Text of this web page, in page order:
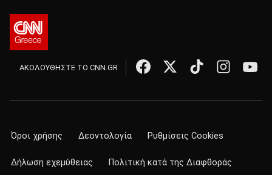
ΑΚΟΛΟΥΘΗΣΤΕ ΤΟ CNN.GR
Όροι χρήσης Δεοντολογία Ρυθμίσεις Cookies
Δήλωση εχεμύθειας Πολιτική κατά της Διαφθοράς